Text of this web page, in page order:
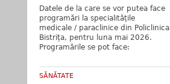
Datele de la care se vor putea face
programări la specialitățile
medicale / paraclinice din Policlinica
Bistrița, pentru luna mai 2026.
Programările se pot face:
SĂNĂTATE